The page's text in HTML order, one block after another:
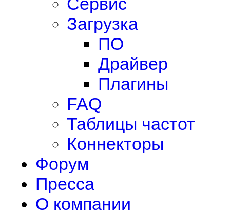
Загрузка
ПО
Драйвер
Плагины
FAQ
Таблицы частот
Коннекторы
Форум
Пресса
О компании